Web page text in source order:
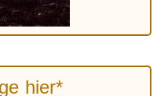
hier*